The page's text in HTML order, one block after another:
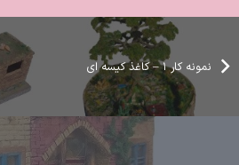
نمونه کار ۱ – کاغذ کیسه ای